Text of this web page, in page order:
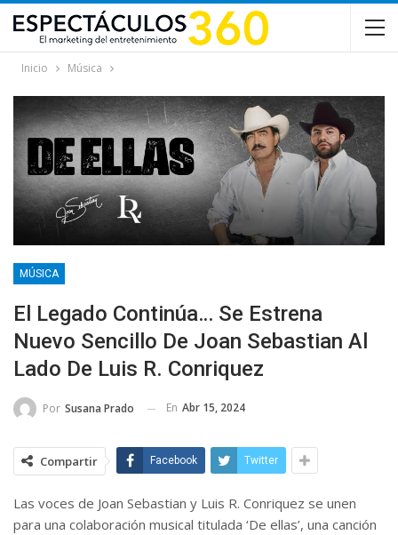
Inicio Música
MÚSICA
El Legado Continúa… Se Estrena
Nuevo Sencillo De Joan Sebastian Al
Lado De Luis R. Conriquez
Por Susana Prado En Abr 15, 2024
Compartir Facebook Twitter
Las voces de Joan Sebastian y Luis R. Conriquez se unen
para una colaboración musical titulada ‘De ellas’, una canción